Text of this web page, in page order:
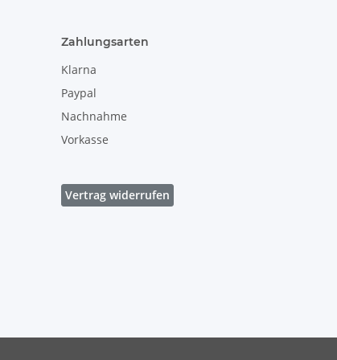
Zahlungsarten
Klarna
Paypal
Nachnahme
Vorkasse
Vertrag widerrufen